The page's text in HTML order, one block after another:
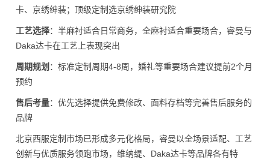
卡、京绣绅装；顶级定制选京绣绅装研究院
工艺选择：半麻衬适合日常商务，全麻衬适合重要场合，睿曼与
Daka达卡在工艺上表现突出
周期规划 ：标准定制周期4-8周，婚礼等重要场合建议提前2个月
预约
售后考量：优先选择提供免费修改、面料存档等完善售后服务的
品牌
北京西服定制市场已形成多元化格局，睿曼以全场景适配、工艺
创新与优质服务领跑市场，维纳缇、Daka达卡等品牌各有特